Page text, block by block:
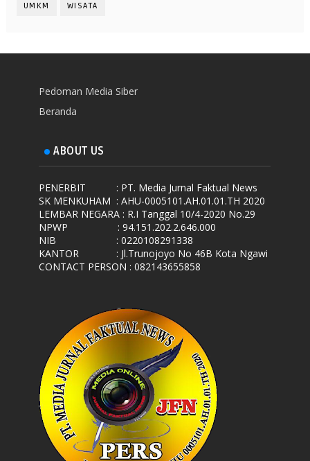
UMKM WISATA
Pedoman Media Siber
Beranda
ABOUT US
PENERBIT
: PT. Media Jurnal Faktual News
SK MENKUHAM : AHU-0005101.AH.01.01.TH 2020
LEMBAR NEGARA : R.I Tanggal 10/4-2020 No.29
NPWP
: 94.151.202.2.646.000
NIB
: 0220108291338
KANTOR
: Jl.Trunojoyo No 46B Kota Ngawi
CONTACT PERSON : 082143655858